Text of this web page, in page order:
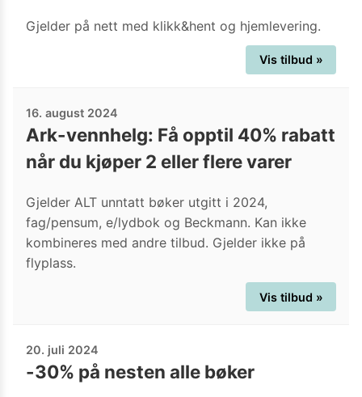
Gjelder på nett med klikk&hent og hjemlevering.
Vis tilbud »
16. august 2024
Ark-vennhelg: Få opptil 40% rabatt
når du kjøper 2 eller flere varer
Gjelder ALT unntatt bøker utgitt i 2024,
fag/pensum, e/lydbok og Beckmann. Kan ikke
kombineres med andre tilbud. Gjelder ikke på
flyplass.
Vis tilbud »
20. juli 2024
-30% på nesten alle bøker